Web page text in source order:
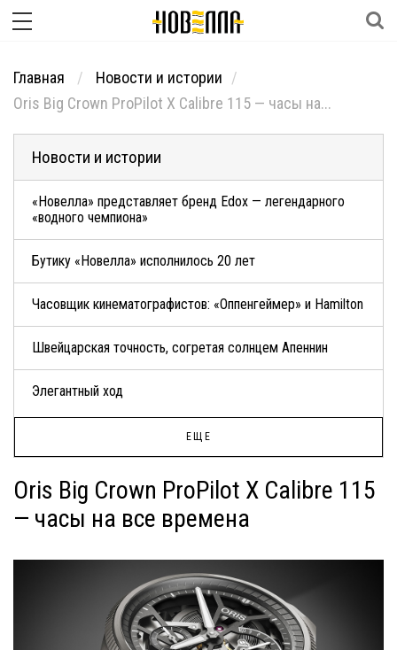
Главная
Новости и истории
Oris Big Crown ProPilot X Calibre 115 — часы на...
Новости и истории
«Новелла» представляет бренд Edox — легендарного
«водного чемпиона»
Бутику «Новелла» исполнилось 20 лет
Часовщик кинематографистов: «Оппенгеймер» и Hamilton
Швейцарская точность, согретая солнцем Апеннин
Элегантный ход
ЕЩЕ
Oris Big Crown ProPilot X Calibre 115
— часы на все времена